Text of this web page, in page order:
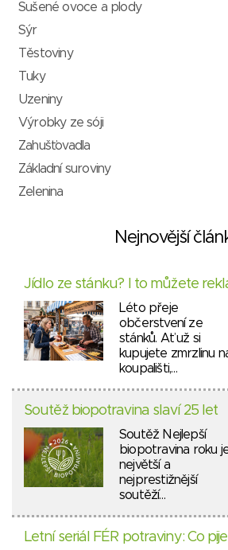
Sušené ovoce a plody
Sýr
Těstoviny
Tuky
Uzeniny
Výrobky ze sóji
Zahušťovadla
Základní suroviny
Zelenina
Nejnovější
Jídlo ze stánku? I to můžete
Léto přeje
občerstvení ze
stánků. Ať už si
kupujete zmrzlinu
koupališti,…
Soutěž biopotravina slaví 25 let
Soutěž Nejlepší
biopotravina roku
největší a
nejprestižnější
soutěží…
Letní seriál FÉR potraviny: Co